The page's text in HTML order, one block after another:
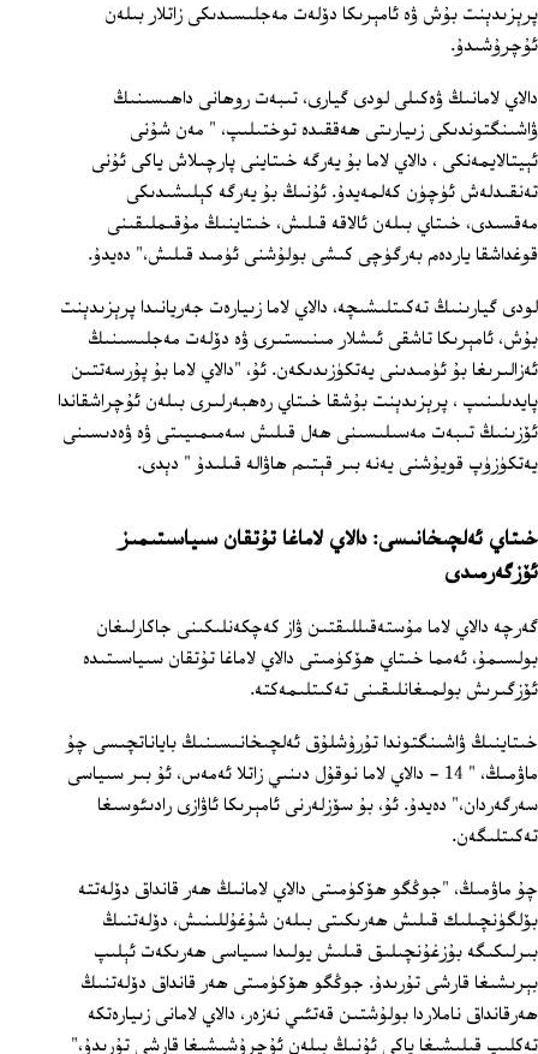
پرېزىدېنت بۇش ۋە ئامېرىكا دۆلەت مەجلىسىدىكى زاتلار بىلەن
ئۇچرۇشىدۇ.
دالاي لامانىڭ ۋەكىلى لودى گيارى، تىبەت روھانى داھىسىنىڭ
ۋاشىنگتوندىكى زىيارىتى ھەققىدە توختىلىپ، " مەن شۇنى
ئېيتالايمەنكى ، دالاي لاما بۇ يەرگە خىتاينى پارچىلاش ياكى ئۇنى
تەنقىدلەش ئۈچۈن كەلمەيدۇ. ئۇنىڭ بۇ يەرگە كېلىشىدىكى
مەقسىدى، خىتاي بىلەن ئالاقە قىلىش، خىتاينىڭ مۇقىملىقىنى
قوغداشقا ياردەم بەرگۈچى كىشى بولۇشنى ئۈمىد قىلىش،" دەيدۇ.
لودى گيارىنىڭ تەكىتلىشىچە، دالاي لاما زىيارەت جەريانىدا پرېزىدېنت
بۇش، ئامېرىكا تاشقى ئىشلار مىنىستىرى ۋە دۆلەت مەجلىسىنىڭ
ئەزالىرىغا بۇ ئۈمىدىنى يەتكۈزىدىكەن. ئۇ، "دالاي لاما بۇ پۇرسەتتىن
پايدىلىنىپ ، پرېزىدېنت بۇشقا خىتاي رەھبەرلىرى بىلەن ئۇچراشقاندا
ئۆزىنىڭ تىبەت مەسىلىسىنى ھەل قىلىش سەمىمىيىتى ۋە ۋەدىسىنى
يەتكۈزۈپ قويۇشنى يەنە بىر قېتىم ھاۋالە قىلىدۇ " دېدى.
خىتاي ئەلچىخانىسى: دالاي لاماغا تۇتقان سىياسىتىمىز
ئۆزگەرمىدى
گەرچە دالاي لاما مۇستەقىللىقتىن ۋاز كەچكەنلىكىنى جاكارلىغان
بولسىمۇ، ئەمما خىتاي ھۆكۈمىتى دالاي لاماغا تۇتقان سىياسىتىدە
ئۆزگىرىش بولمىغانلىقىنى تەكىتلىمەكتە.
خىتاينىڭ ۋاشىنگتوندا تۇرۇشلۇق ئەلچىخانىسىنىڭ باياناتچىسى چۇ
ماۋمىڭ، " 14 - دالاي لاما نوقۇل دىنىي زاتلا ئەمەس، ئۇ بىر سىياسى
سەرگەردان،" دەيدۇ. ئۇ، بۇ سۆزلەرنى ئامېرىكا ئاۋازى رادىئوسىغا
تەكىتلىگەن.
چۇ ماۋمىڭ، "جوڭگو ھۆكۈمىتى دالاي لامانىڭ ھەر قانداق دۆلەتتە
بۆلگۈنچىلىك قىلىش ھەرىكىتى بىلەن شۇغۇللىنىش، دۆلەتنىڭ
بىرلىكىگە بۇزغۇنچىلىق قىلىش يولىدا سىياسى ھەرىكەت ئېلىپ
بېرىشىغا قارشى تۇرىدۇ. جوڭگو ھۆكۈمىتى ھەر قانداق دۆلەتنىڭ
ھەرقانداق ناملاردا بولۇشتىن قەتئىي نەزەر، دالاي لامانى زىيارەتكە
تەكلىپ قىلىشىغا ياكى ئۇنىڭ بىلەن ئۇچرۇشىشىغا قارشى تۇرىدۇ،"